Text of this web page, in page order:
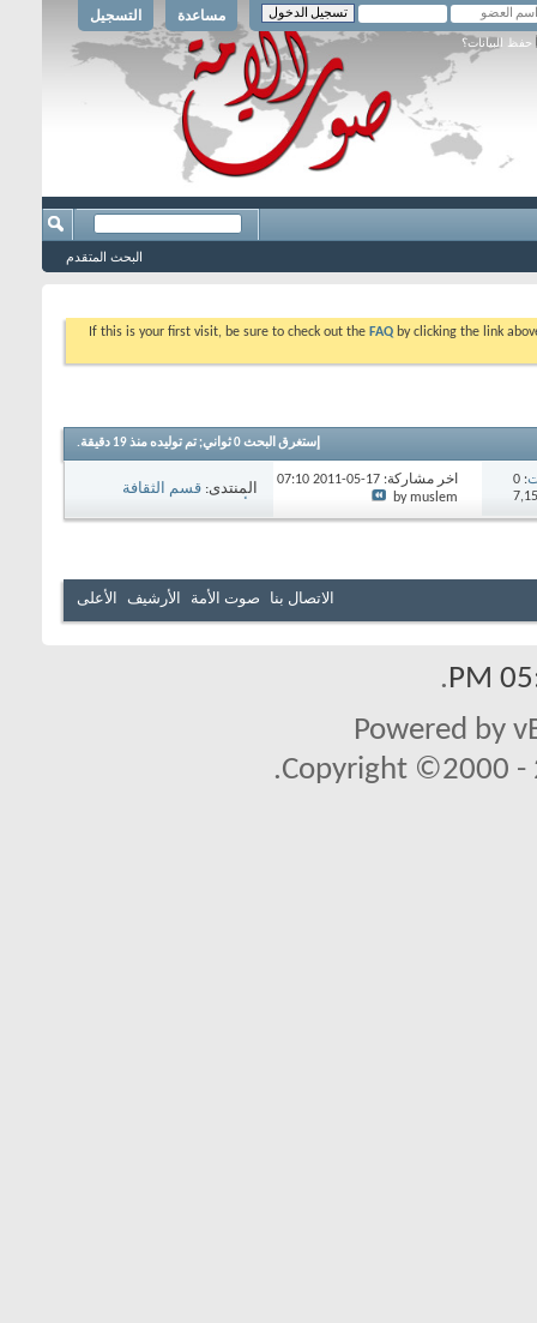
التسجيل مساعدة
حفظ البيانات؟
البحث المتقدم
If this is your first visit, be sure to check out the FAQ by clicking the link
إستغرق البحث0ثواني; تم توليده منذ 19 دقيقة.
: 0 آخر مشاركة: 17-05-2011
07:10
AM
by muslem
المنتدى: قسم الثقافة
الاتصال بنا صوت الأمة الأرشيف الأعلى
.
Powered by
Copyright ©2000 -